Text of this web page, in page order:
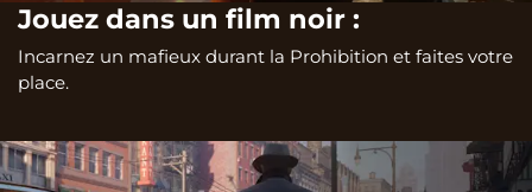
Jouez dans un film noir :
Incarnez un mafieux durant la Prohibition et faites votre
place.